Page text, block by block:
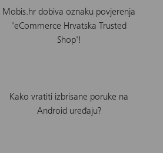
Mobis.hr dobiva oznaku povjerenja
'eCommerce Hrvatska Trusted
Shop'!
Kako vratiti izbrisane poruke na
Android uređaju?